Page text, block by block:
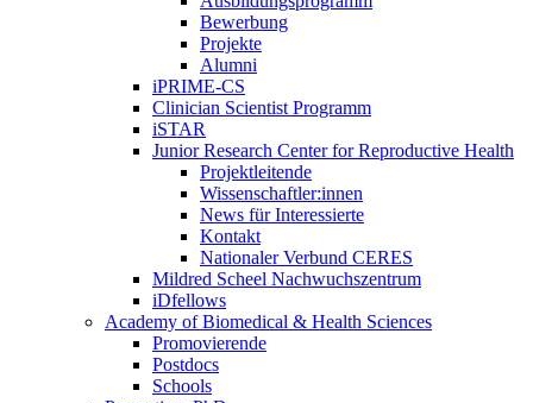
Bewerbung
Projekte
Alumni
iPRIME-CS
Clinician Scientist Programm
iSTAR
Junior Research Center for Reproductive Health
Projektleitende
Wissenschaftler:innen
News für Interessierte
Kontakt
Nationaler Verbund CERES
Mildred Scheel Nachwuchszentrum
iDfellows
Academy of Biomedical & Health Sciences
Promovierende
Postdocs
Schools